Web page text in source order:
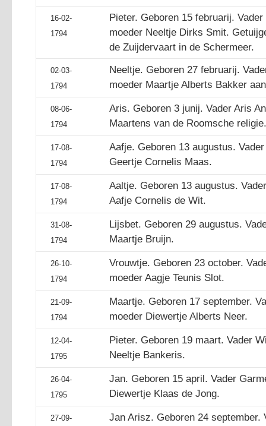
16-02-
1794
Pieter. Geboren 15 februarij.
moeder Neeltje Dirks Smit.
de Zuijdervaart in de Schermeer.
02-03-
1794
Neeltje. Geboren 27 februarij.
moeder Maartje Alberts Bakker
08-06-
1794
Aris. Geboren 3 junij. Vader Aris
Maartens van de Roomsche
17-08-
1794
Aafje. Geboren 13 augustus.
Geertje Cornelis Maas.
17-08-
1794
Aaltje. Geboren 13 augustus.
Aafje Cornelis de Wit.
31-08-
1794
Lijsbet. Geboren 29 augustus.
Maartje Bruijn.
26-10-
1794
Vrouwtje. Geboren 23 october.
moeder Aagje Teunis Slot.
21-09-
1794
Maartje. Geboren 17 september.
moeder Diewertje Alberts Neer.
12-04-
1795
Pieter. Geboren 19 maart. Vader
Neeltje Bankeris.
26-04-
1795
Jan. Geboren 15 april. Vader
Diewertje Klaas de Jong.
27-09-
Jan Arisz. Geboren 24 september.